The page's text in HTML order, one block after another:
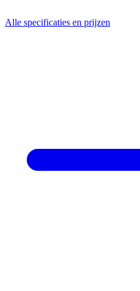
Alle specificaties en prijzen